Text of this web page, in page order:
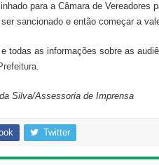
para a Câmara de Vereadores
sancionado e então começar a
todas as informações sobre as
.
Silva/Assessoria de Imprensa
Twitter